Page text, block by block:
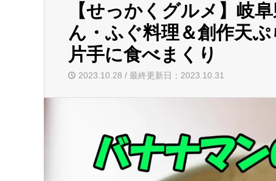
【せっかくグルメ】岐
ん・ふぐ料理＆創作天
片手に食べまくり
2023.10.28 / 最終更新日：2023.10.31